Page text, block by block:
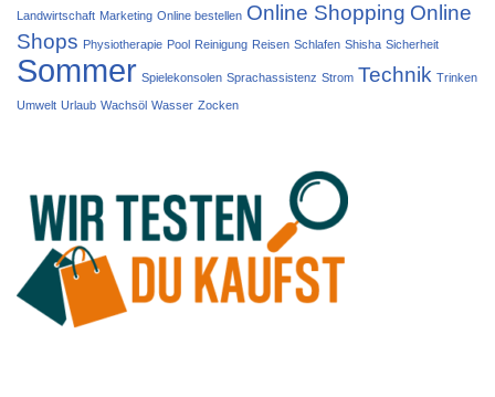
Landwirtschaft Marketing Online bestellen Online Shopping Online
Shops Physiotherapie Pool Reinigung Reisen Schlafen Shisha Sicherheit
Sommer Spielekonsolen Sprachassistenz Strom Technik Trinken
Umwelt Urlaub Wachsöl Wasser Zocken